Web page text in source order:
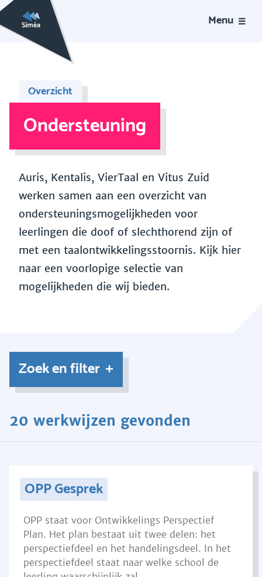
Menu
Overzicht
Ondersteuning
Auris, Kentalis, VierTaal en Vitus Zuid
werken samen aan een overzicht van
ondersteuningsmogelijkheden voor
leerlingen die doof of slechthorend zijn of
met een taalontwikkelingsstoornis. Kijk hier
naar een voorlopige selectie van
mogelijkheden die wij bieden.
Zoek en filter
20 werkwijzen gevonden
OPP Gesprek
OPP staat voor Ontwikkelings Perspectief
Plan. Het plan bestaat uit twee delen: het
perspectiefdeel en het handelingsdeel. In het
perspectiefdeel staat naar welke school de